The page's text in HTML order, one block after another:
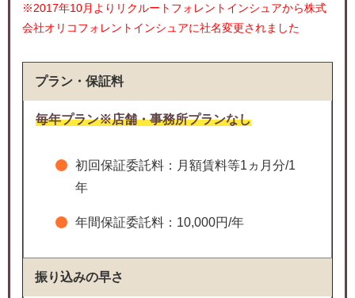
※2017年10月よりリクルートフォレントインシュアから株式
会社オリコフォレントインシュアに社名変更されました
プラン・保証料
毎年プラン※店舗・事務所プランなし
初回保証委託料：月額賃料等1ヵ月分/1
年
年間保証委託料：10,000円/年
振り込みの早さ